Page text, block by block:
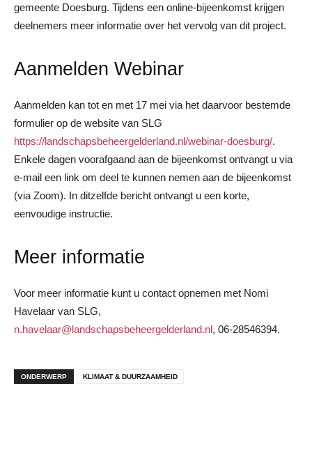
gemeente Doesburg. Tijdens een online-bijeenkomst krijgen
deelnemers meer informatie over het vervolg van dit project.
Aanmelden Webinar
Aanmelden kan tot en met 17 mei via het daarvoor bestemde
formulier op de website van SLG
https://landschapsbeheergelderland.nl/webinar-doesburg/.
Enkele dagen voorafgaand aan de bijeenkomst ontvangt u via
e-mail een link om deel te kunnen nemen aan de bijeenkomst
(via Zoom). In ditzelfde bericht ontvangt u een korte,
eenvoudige instructie.
Meer informatie
Voor meer informatie kunt u contact opnemen met Nomi
Havelaar van SLG,
n.havelaar@landschapsbeheergelderland.nl, 06-28546394.
ONDERWERP KLIMAAT & DUURZAAMHEID